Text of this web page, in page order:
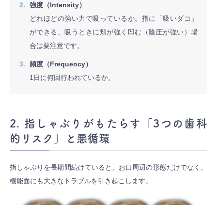
強度（Intensity）
どれほどの強い力で吸っているか。指に「吸いダコ」
ができる、吸うときに頬が強く凹む（陰圧が強い）場
合は要注意です。
頻度（Frequency）
1日に何回行われているか。
2. 指しゃぶりがもたらす「3つの歯科
的リスク」と悪循環
指しゃぶりを長期間続けていると、お口周辺の形態だけでなく、
機能面にも大きなトラブルを引き起こします。